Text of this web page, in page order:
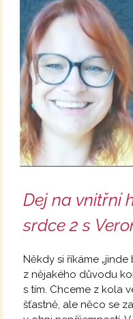
Dej na vnitřní
srdce 2 s
Někdy si říkáme „jinde
z nějakého důvodu
s tím. Chceme z kola
šťastně, ale něco se